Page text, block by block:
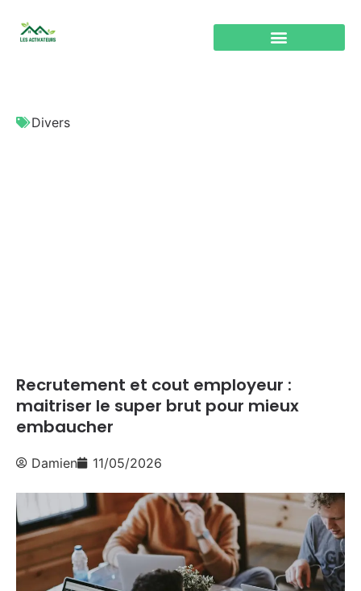
Divers
Recrutement et cout employeur :
maitriser le super brut pour mieux
embaucher
Damien 11/05/2026